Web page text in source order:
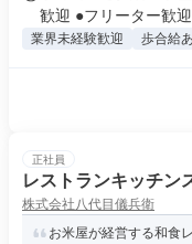
歓迎 ●フリーター歓迎
業界未経験歓迎 歩合給
正社員
レストランキッチン
株式会社八代目儀兵衛
お米屋が経営する和食